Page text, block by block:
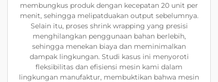
membungkus produk dengan kecepatan 20 unit per
menit, sehingga melipatduakan output sebelumnya.
Selain itu, proses shrink wrapping yang presisi
menghilangkan penggunaan bahan berlebih,
sehingga menekan biaya dan meminimalkan
dampak lingkungan. Studi kasus ini menyoroti
fleksibilitas dan efisiensi mesin kami dalam
lingkungan manufaktur, membuktikan bahwa mesin